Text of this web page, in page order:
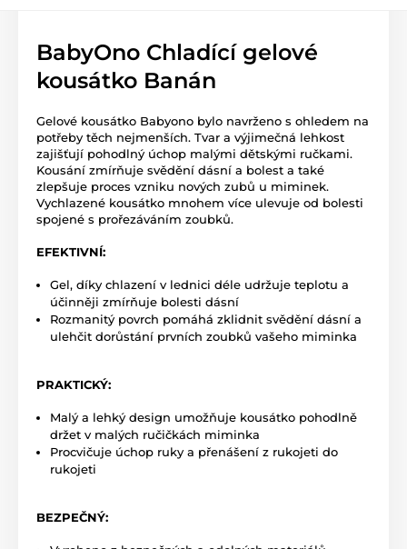
BabyOno Chladící gelové
kousátko Banán
Gelové kousátko Babyono bylo navrženo s ohledem na
potřeby těch nejmenších. Tvar a výjimečná lehkost
zajišťují pohodlný úchop malými dětskými ručkami.
Kousání zmírňuje svědění dásní a bolest a také
zlepšuje proces vzniku nových zubů u miminek.
Vychlazené kousátko mnohem více ulevuje od bolesti
spojené s prořezáváním zoubků.
EFEKTIVNÍ:
Gel, díky chlazení v lednici déle udržuje teplotu a
účinněji zmírňuje bolesti dásní
Rozmanitý povrch pomáhá zklidnit svědění dásní a
ulehčit dorůstání prvních zoubků vašeho miminka
PRAKTICKÝ:
Malý a lehký design umožňuje kousátko pohodlně
držet v malých ručičkách miminka
Procvičuje úchop ruky a přenášení z rukojeti do
rukojeti
BEZPEČNÝ: